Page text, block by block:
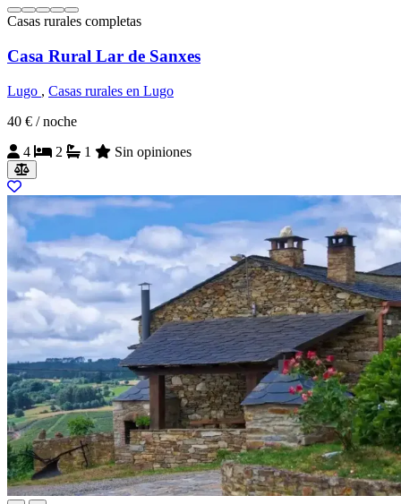
Casas rurales completas
Casa Rural Lar de Sanxes
Lugo , Casas rurales en Lugo
40 € / noche
4
2 1 Sin opiniones